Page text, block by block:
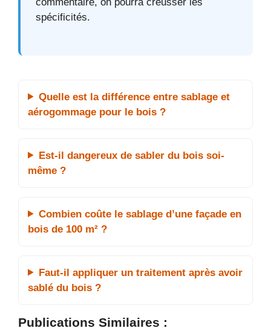
spécificités.
Quelle est la différence entre sablage et
aérogommage pour le bois ?
Est-il dangereux de sabler du bois soi-
même ?
Combien coûte le sablage d’une façade en
bois de 100 m² ?
Faut-il appliquer un traitement après avoir
sablé du bois ?
Publications Similaires :